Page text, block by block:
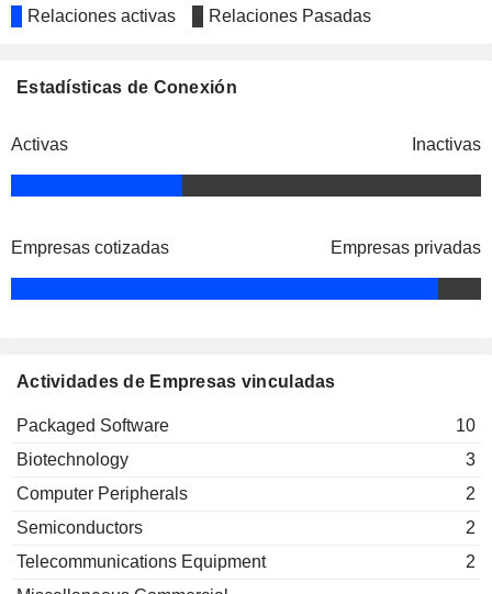
Relaciones activas Relaciones Pasadas
Estadísticas de Conexión
Activas Inactivas
Empresas cotizadas Empresas privadas
Actividades de Empresas vinculadas
Packaged Software
10
Biotechnology
3
Computer Peripherals
2
Semiconductors
2
Telecommunications Equipment
2